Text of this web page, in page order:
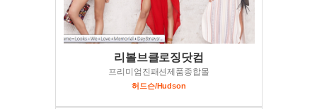
리볼브클로징닷컴
프리미엄진패션제품종합몰
허드슨/Hudson